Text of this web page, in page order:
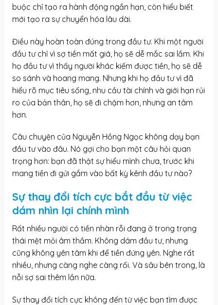
buộc chỉ tạo ra hành động ngắn hạn, còn hiểu biết
mới tạo ra sự chuyển hóa lâu dài.
Điều này hoàn toàn đúng trong đầu tư. Khi một người
đầu tư chỉ vì sợ tiền mất giá, họ sẽ dễ mắc sai lầm. Khi
họ đầu tư vì thấy người khác kiếm được tiền, họ sẽ dễ
so sánh và hoang mang. Nhưng khi họ đầu tư vì đã
hiểu rõ mục tiêu sống, nhu cầu tài chính và giới hạn rủi
ro của bản thân, họ sẽ đi chậm hơn, nhưng an tâm
hơn.
Câu chuyện của Nguyễn Hồng Ngọc không dạy bạn
đầu tư vào đâu. Nó gợi cho bạn một câu hỏi quan
trọng hơn: bạn đã thật sự hiểu mình chưa, trước khi
mang tiền đi gửi gắm vào bất kỳ kênh đầu tư nào?
Sự thay đổi tích cực bắt đầu từ việc
dám nhìn lại chính mình
Rất nhiều người có tiền nhàn rỗi đang ở trong trạng
thái mệt mỏi âm thầm. Không dám đầu tư, nhưng
cũng không yên tâm khi để tiền đứng yên. Nghe rất
nhiều, nhưng càng nghe càng rối. Và sâu bên trong, là
nỗi sợ sai thêm lần nữa.
Sự thay đổi tích cực không đến từ việc bạn tìm được